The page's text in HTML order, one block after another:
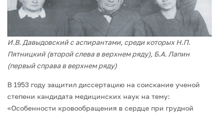
И.В. Давыдовский с аспирантами, среди которых Н.П.
Пятницкий (второй слева в верхнем ряду), Б.А. Лапин
(первый справа в верхнем ряду)
В 1953 году защитил диссертацию на соискание ученой
степени кандидата меди­цинских наук на тему:
«Особенности кровообращения в сердце при грудной